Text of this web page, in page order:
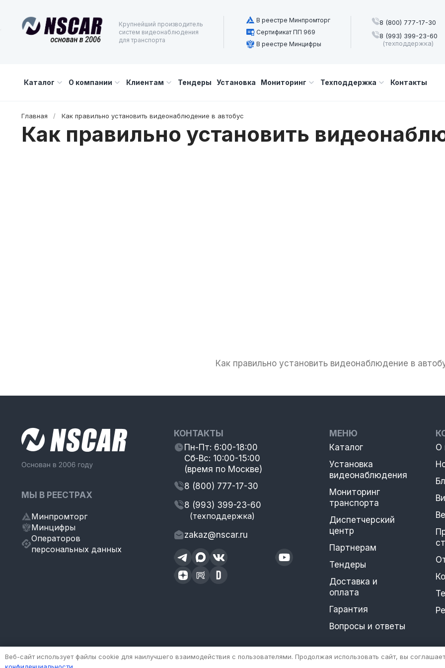
Крупнейший производитель
систем видеонаблюдения
для транспорта
В реестре Минпромторг
Сертификат ПП 969
В реестре Минцифры
8 (800) 777-17-30
8 (993) 399-23-60
(техподдержка)
Каталог О компании Клиентам Тендеры Установка Мониторинг Техподдержка Контакты
Главная / Как правильно установить видеонаблюдение в автобус
Как правильно установить
Как правильно установить видеонаблюдение в
МЫ В РЕЕСТРАХ
Минпромторг
Минцифры
Операторов
персональных данных
КОНТАКТЫ
Пн-Пт: 6:00-18:00
Сб-Вс: 10:00-15:00
(время по Москве)
8 (800) 777-17-30
8 (993) 399-23-60
(техподдержка)
zakaz@nscar.ru
МЕНЮ
Каталог
Установка
видеонаблюдения
Мониторинг
транспорта
Диспетчерский
центр
Партнерам
Тендеры
Доставка и
оплата
Гарантия
Вопросы и ответы
О
Информация, представленная на сайте (цены, текст, фото и изображения) не является публичной офертой.
* ЦЕНЫ, указанные на сайте приведены как справочная информация и не являются публичной офертой, определяемой положениями
Веб-сайт использует файлы cookie для наилучшего взаимодействия с пользователями. Продолжая использовать сайт, вы